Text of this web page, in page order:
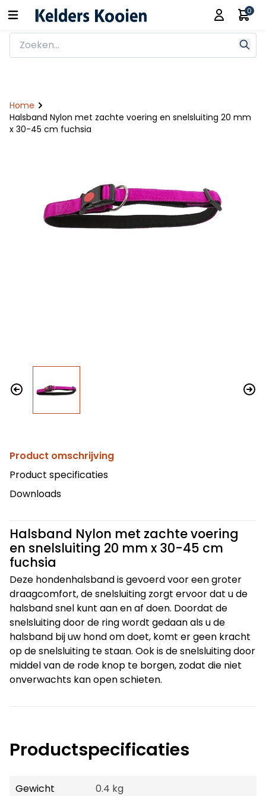
0
Home
Halsband Nylon met zachte voering en snelsluiting 20 mm
x 30-45 cm fuchsia
Product omschrijving
Product specificaties
Downloads
Halsband Nylon met zachte voering
en snelsluiting 20 mm x 30-45 cm
fuchsia
Deze hondenhalsband is gevoerd voor een groter
draagcomfort, de snelsluiting zorgt ervoor dat u de
halsband snel kunt aan en af doen. Doordat de
snelsluiting door de ring wordt gedaan als u de
halsband bij uw hond om doet, komt er geen kracht
op de snelsluiting te staan. Ook is de snelsluiting door
middel van de rode knop te borgen, zodat die niet
onverwachts kan open schieten.
Productspecificaties
Gewicht
0.4 kg